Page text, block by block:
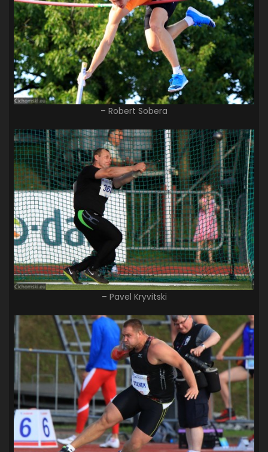
– Robert Sobera
– Pavel Kryvitski